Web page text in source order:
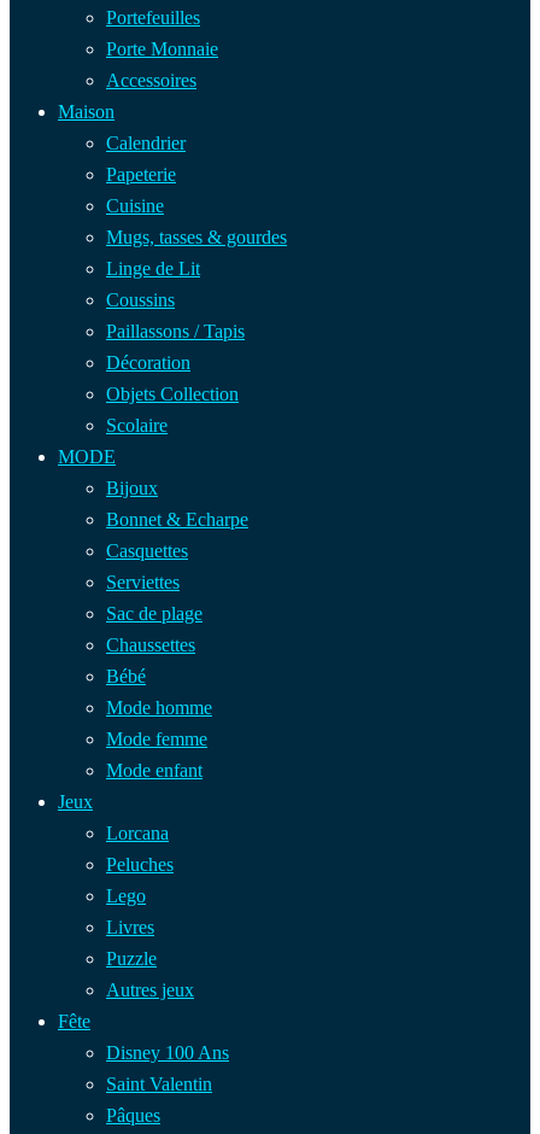
Portefeuilles
Porte Monnaie
Accessoires
Maison
Calendrier
Papeterie
Cuisine
Mugs, tasses & gourdes
Linge de Lit
Coussins
Paillassons / Tapis
Décoration
Objets Collection
Scolaire
MODE
Bijoux
Bonnet & Echarpe
Casquettes
Serviettes
Sac de plage
Chaussettes
Bébé
Mode homme
Mode femme
Mode enfant
Jeux
Lorcana
Peluches
Lego
Livres
Puzzle
Autres jeux
Fête
Disney 100 Ans
Saint Valentin
Pâques